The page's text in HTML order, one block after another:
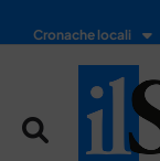
Cronache locali